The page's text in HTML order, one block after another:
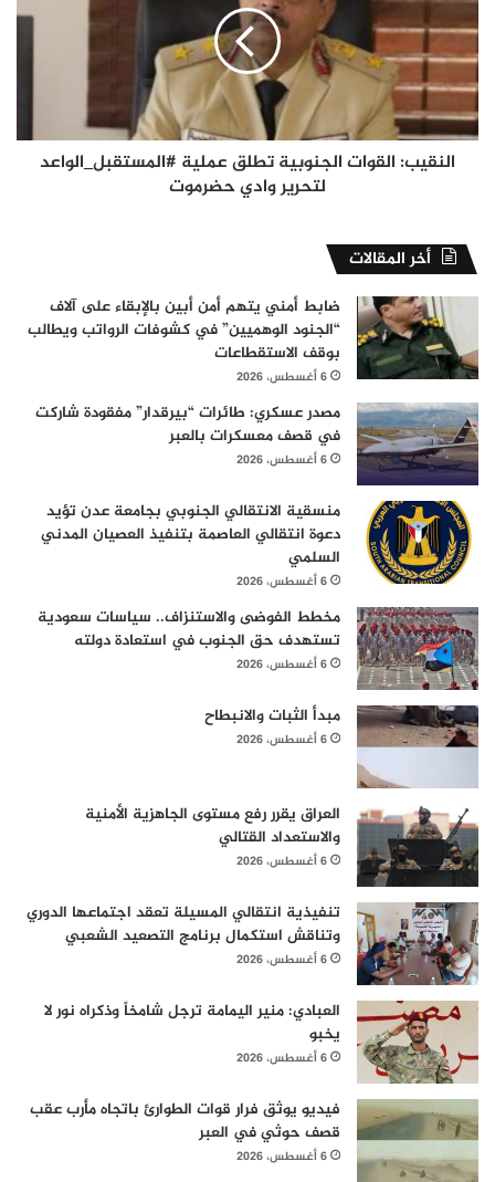
تطلق
#المستقبل_الواعد
لتحرير
وادي
حضرموت
النقيب: القوات الجنوبية تطلق عملية #المستقبل_الواعد
لتحرير وادي حضرموت
أخر المقالات
ضابط أمني يتهم أمن أبين بالإبقاء على آلاف
“الجنود الوهميين” في كشوفات الرواتب ويطالب
بوقف الاستقطاعات
6 أغسطس، 2026
مصدر عسكري: طائرات “بيرقدار” مفقودة شاركت
في قصف معسكرات بالعبر
6 أغسطس، 2026
منسقية الانتقالي الجنوبي بجامعة عدن تؤيد
دعوة انتقالي العاصمة بتنفيذ العصيان المدني
السلمي
6 أغسطس، 2026
مخطط الفوضى والاستنزاف.. سياسات سعودية
تستهدف حق الجنوب في استعادة دولته
6 أغسطس، 2026
مبدأ الثبات والانبطاح
6 أغسطس، 2026
العراق يقرر رفع مستوى الجاهزية الأمنية
والاستعداد القتالي
6 أغسطس، 2026
تنفيذية انتقالي المسيلة تعقد اجتماعها الدوري
وتناقش استكمال برنامج التصعيد الشعبي
6 أغسطس، 2026
العبادي: منير اليمامة ترجل شامخاً وذكراه نور لا
يخبو
6 أغسطس، 2026
فيديو يوثق فرار قوات الطوارئ باتجاه مأرب عقب
قصف حوثي في العبر
6 أغسطس، 2026